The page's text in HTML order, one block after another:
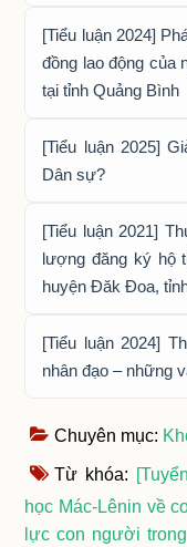
[Tiểu luận 2024]
đồng lao động của
tại tỉnh Quảng Bình
[Tiểu luận 2025]
Dân sự?
[Tiểu luận 2021]
lượng đăng ký hộ
huyện Đăk Đoa,
[Tiểu luận 2024]
nhân đạo – những
Chuyên mục:
Từ khóa:
học Mác-Lênin về
lực con người